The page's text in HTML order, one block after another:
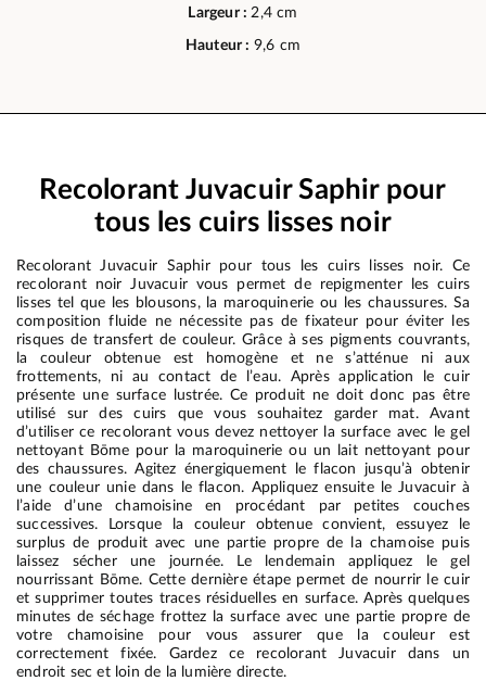
Largeur : 2,4 cm
Hauteur : 9,6 cm
Recolorant Juvacuir Saphir pour
tous les cuirs lisses noir
Recolorant Juvacuir Saphir pour tous les cuirs lisses noir. Ce
recolorant noir Juvacuir vous permet de repigmenter les cuirs
lisses tel que les blousons, la maroquinerie ou les chaussures. Sa
composition fluide ne nécessite pas de fixateur pour éviter les
risques de transfert de couleur. Grâce à ses pigments couvrants,
la couleur obtenue est homogène et ne s’atténue ni aux
frottements, ni au contact de l’eau. Après application le cuir
présente une surface lustrée. Ce produit ne doit donc pas être
utilisé sur des cuirs que vous souhaitez garder mat. Avant
d’utiliser ce recolorant vous devez nettoyer la surface avec le gel
nettoyant Bōme pour la maroquinerie ou un lait nettoyant pour
des chaussures. Agitez énergiquement le flacon jusqu’à obtenir
une couleur unie dans le flacon. Appliquez ensuite le Juvacuir à
l’aide d’une chamoisine en procédant par petites couches
successives. Lorsque la couleur obtenue convient, essuyez le
surplus de produit avec une partie propre de la chamoise puis
laissez sécher une journée. Le lendemain appliquez le gel
nourrissant Bōme. Cette dernière étape permet de nourrir le cuir
et supprimer toutes traces résiduelles en surface. Après quelques
minutes de séchage frottez la surface avec une partie propre de
votre chamoisine pour vous assurer que la couleur est
correctement fixée. Gardez ce recolorant Juvacuir dans un
endroit sec et loin de la lumière directe.